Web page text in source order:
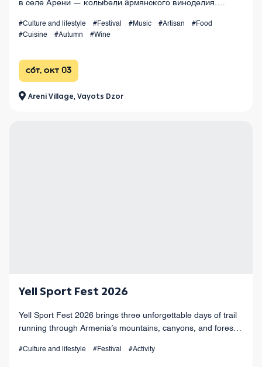
в селе Арени — колыбели армянского виноделия.
и уникальной винной культуры Армении.
#Culture and lifestyle #Festival #Music #Artisan
#Food
#Cuisine
#Autumn #Wine
сбт, окт 03
Areni Village, Vayots Dzor
Yell Sport Fest 2026
Yell Sport Fest 2026 brings three unforgettable days of trail
running through Armenia’s mountains, canyons, and forests,
#Culture and lifestyle #Festival #Activity